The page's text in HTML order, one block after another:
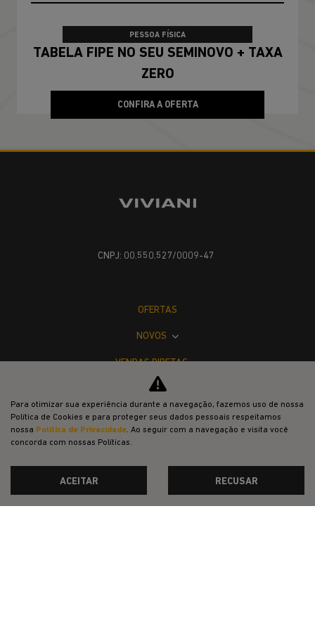
PESSOA FÍSICA
TABELA FIPE NO SEU SEMINOVO + TAXA
ZERO
CONFIRA A OFERTA
CNPJ: 00.550.527/0009-47
OFERTAS
NOVOS
VENDAS DIRETAS
JEEP ACESSÍVEL
SOLUÇÕES FINANCEIRAS
PÓS-VENDAS
INSTITUCIONAL
Para otimizar sua experiência durante a navegação, fazemos uso de nossa
Política de Cookies e para proteger seus dados pessoais respeitamos
nossa Política de Privacidade. Ao seguir com a navegação e visita você
concorda com nossas Políticas.
ACEITAR RECUSAR